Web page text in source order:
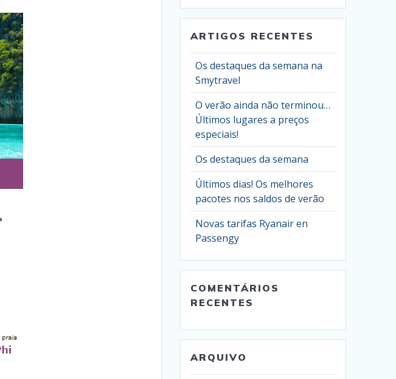
ARTIGOS RECENTES
Os destaques da semana na
Smytravel
O verão ainda não terminou…
Últimos lugares a preços
especiais!
Os destaques da semana
Últimos dias! Os melhores
pacotes nos saldos de verão
Novas tarifas Ryanair en
Passengy
COMENTÁRIOS
RECENTES
ARQUIVO